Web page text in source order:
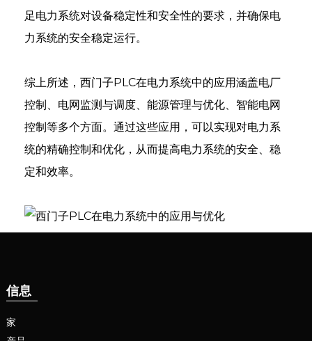
足电力系统对设备稳定性和安全性的要求，并确保电
力系统的安全稳定运行。
综上所述，西门子PLC在电力系统中的应用涵盖电厂
控制、电网监测与调度、能源管理与优化、智能电网
控制等多个方面。通过这些应用，可以实现对电力系
统的精确控制和优化，从而提高电力系统的安全、稳
定和效率。
信息
家